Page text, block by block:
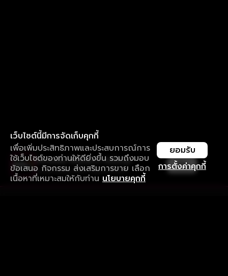
เว็บไซต์นี้มีการจัดเก็บคุกกี้
เพื่อเพิ่มประสิทธิภาพและประสบการณ์การ
ใช้เว็บไซต์ของท่านให้ดียิ่งขึ้น รวมถึงมอบ
ข้อเสนอ กิจกรรม ส่งเสริมการขาย เลือก
เนื้อหาที่เหมาะสมให้กับท่าน นโยบายคุกกี้
การตั้งค่าคุกกี้
ยอมรับ
ใช้งานแอป ลื่นไหลกว่า ไม่มีสะดุด
ดาวน์โหลดแอปเพื่อการรับชมที่ดีกว่า เปิด